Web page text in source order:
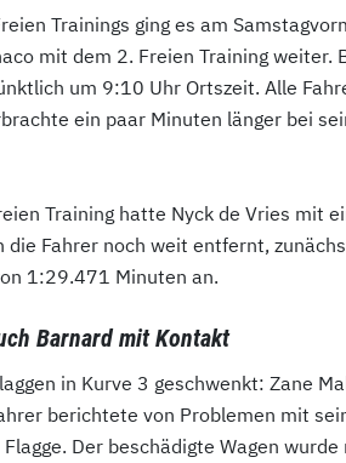
Trainings ging es am
mit dem 2. Freien Training weiter.
um 9:10 Uhr Ortszeit. Alle
ein paar Minuten länger bei
Training hatte Nyck de Vries mit
Fahrer noch weit entfernt,
1:29.471 Minuten an.
Barnard mit Kontakt
in Kurve 3 geschwenkt: Zane
berichtete von Problemen mit
Der beschädigte Wagen wurde